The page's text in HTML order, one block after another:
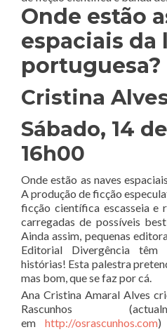
Onde estão
espaciais da
portuguesa?
Cristina
Sábado, 14
16h00
Onde estão as naves
A produção de ficção
ficção científica escasseia e
carregadas de possíveis
Ainda assim, pequenas
Editorial Divergência têm
histórias! Esta palestra
mas bom, que se faz por cá.
Ana Cristina Amaral Alves
Rascunhos
em http://osrascunhos.com)